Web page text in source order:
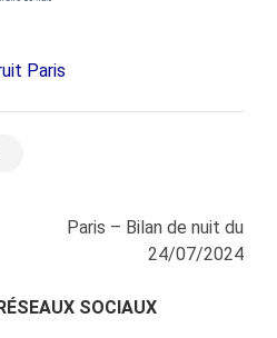
Paris
Paris – Bilan de nuit du
24/07/2024
SOCIAUX